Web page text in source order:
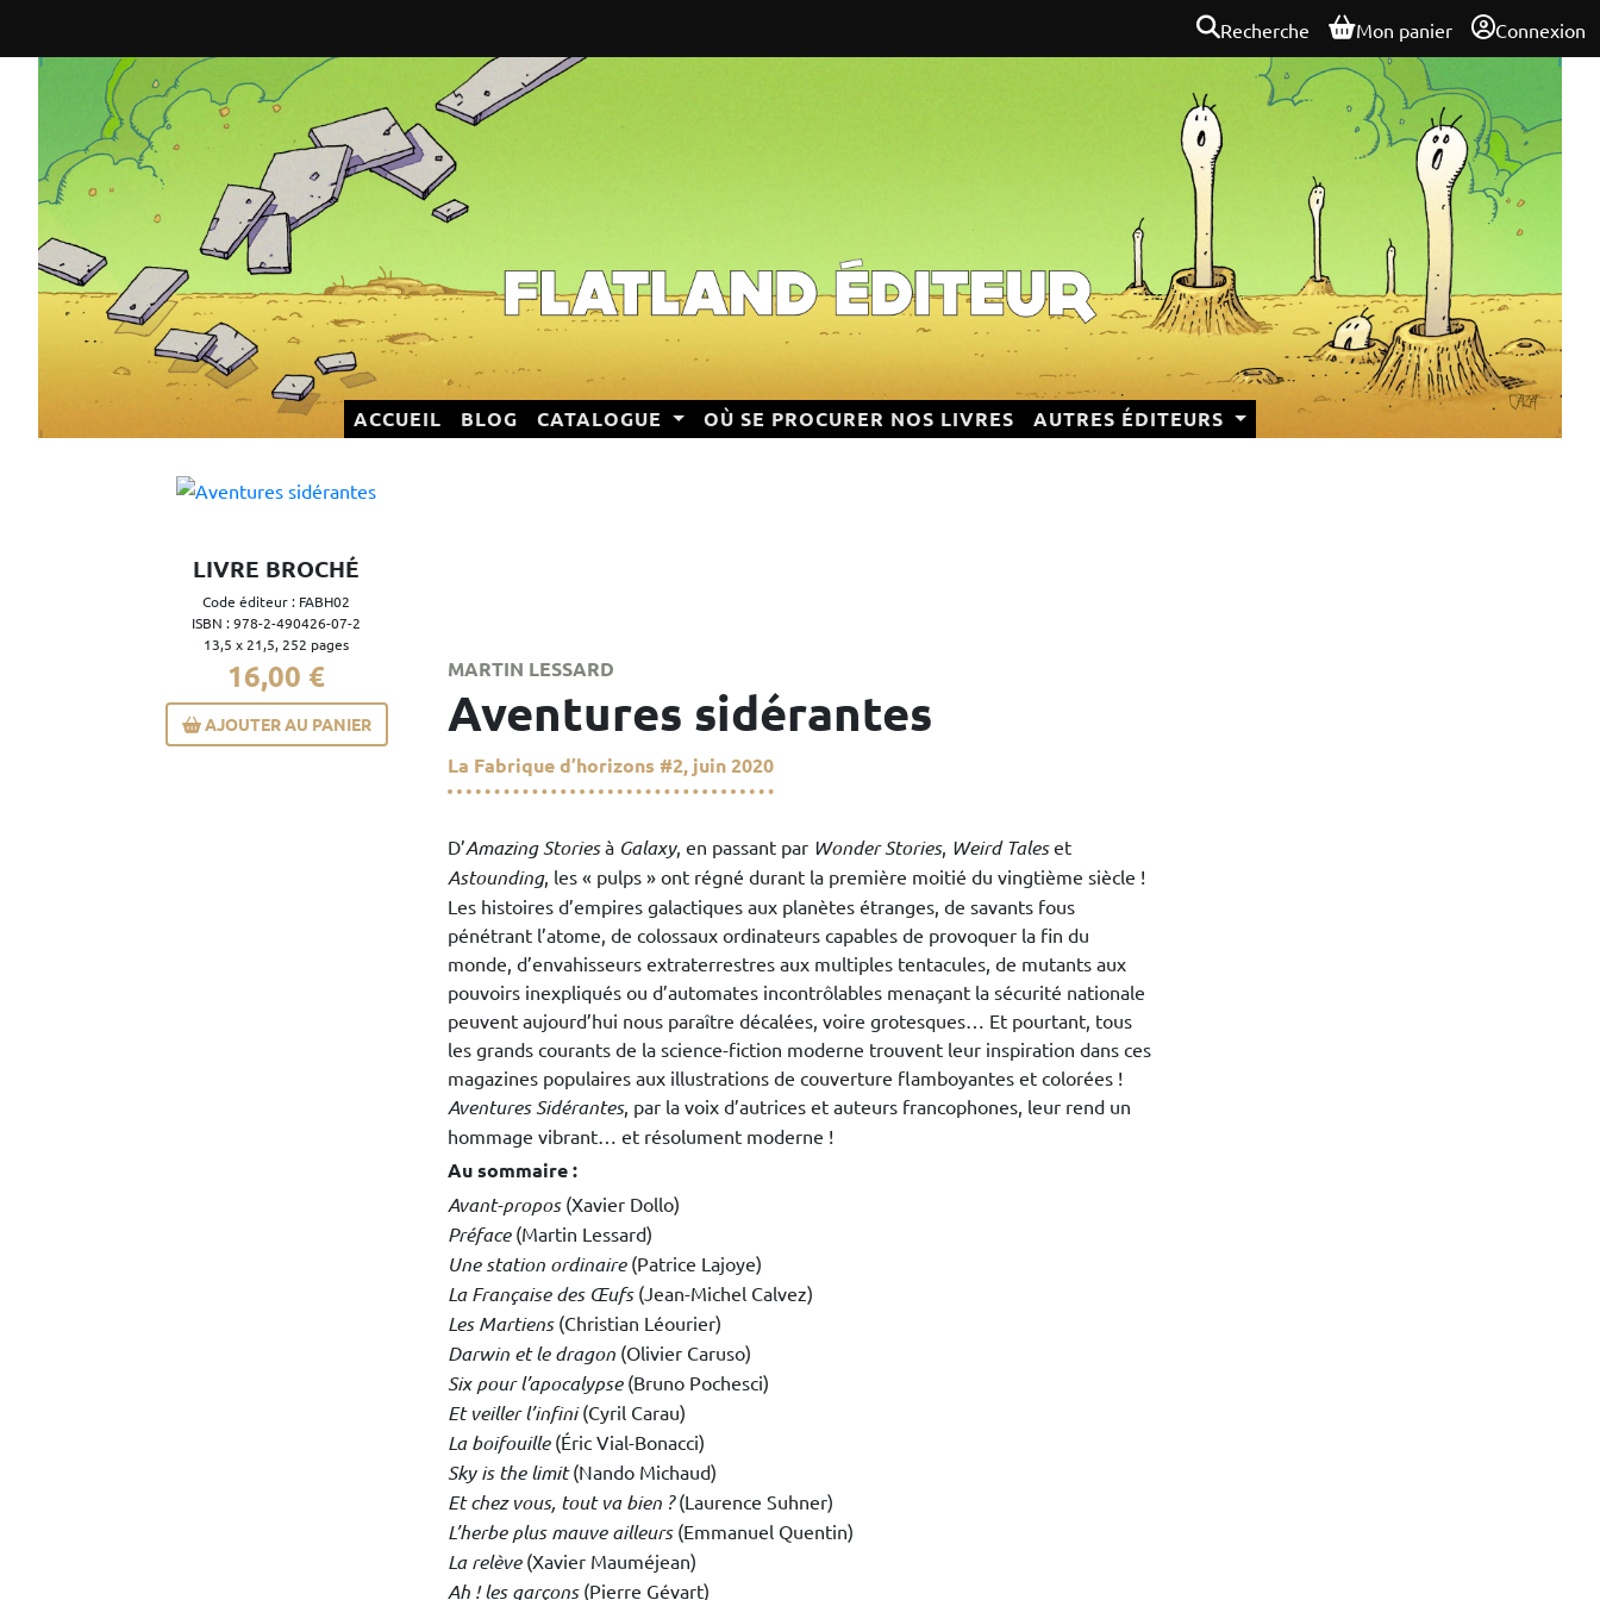
Recherche Mon panier Connexion
Flatland Éditeur
ACCUEIL BLOG CATALOGUE OÙ SE PROCURER NOS LIVRES AUTRES ÉDITEURS
LIVRE BROCHÉ
Code éditeur : FABH02
ISBN : 978-2-490426-07-2
13,5 x 21,5, 252 pages
16,00 €
AJOUTER AU PANIER
MARTIN LESSARD
Aventures sidérantes
La Fabrique d’horizons #2, juin 2020
D’Amazing Storiesà Galaxy, en passant par Wonder Stories, Weird Taleset
Astounding, les « pulps » ont régné durant la première moitié du vingtième siècle !
Les histoires d’empires galactiques aux planètes étranges, de savants fous
pénétrant l’atome, de colossaux ordinateurs capables de provoquer la fin du
monde, d’envahisseurs extraterrestres aux multiples tentacules, de mutants aux
pouvoirs inexpliqués ou d’automates incontrôlables menaçant la sécurité nationale
peuvent aujourd’hui nous paraître décalées, voire grotesques… Et pourtant, tous
les grands courants de la science-fiction moderne trouvent leur inspiration dans ces
magazines populaires aux illustrations de couverture flamboyantes et colorées !
Aventures Sidérantes, par la voix d’autrices et auteurs francophones, leur rend un
hommage vibrant… et résolument moderne !
Au sommaire :
Avant-propos(Xavier Dollo)
Préface(Martin Lessard)
Une station ordinaire(Patrice Lajoye)
La Française des Œufs(Jean-Michel Calvez)
Les Martiens(Christian Léourier)
Darwin et le dragon (Olivier Caruso)
Six pour l’apocalypse(Bruno Pochesci)
Et veiller l’infini(Cyril Carau)
La boifouille(Éric Vial-Bonacci)
Sky is the limit(Nando Michaud)
Et chez vous, tout va bien ?(Laurence Suhner)
L’herbe plus mauve ailleurs(Emmanuel Quentin)
La relève(Xavier Mauméjean)
Ah ! les garçons(Pierre Gévart)